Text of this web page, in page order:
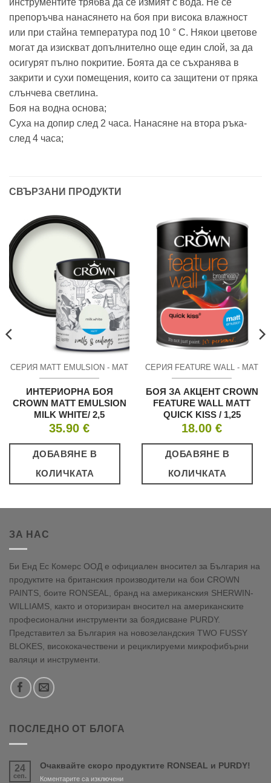
препоръчва нанасянето на боя при висока влажност
или при стайна температура под 10 ° C. Някои цветове
могат да изискват допълнително още един слой, за да
осигурят пълно покритие. Боята да се съхранява в
закрити и сухи помещения, които са защитени от пряка
слънчева светлина.
Боя на водна основа;
Суха на допир след 2 часа. Нанасяне на втора ръка-
след 4 часа;
СВЪРЗАНИ ПРОДУКТИ
СЕРИЯ MATT EMULSION - МАТ
ИНТЕРИОРНА БОЯ
CROWN MATT EMULSION
MILK WHITE/ 2,5
35.90 €
ДОБАВЯНЕ В
КОЛИЧКАТА
СЕРИЯ FEATURE WALL - МАТ
БОЯ ЗА АКЦЕНТ CROWN
FEATURE WALL MATT
QUICK KISS / 1,25
18.00 €
ДОБАВЯНЕ В
КОЛИЧКАТА
ЗА НАС
Би Енд Ес Комерс ООД е официален вносител за България на
продуктите на британския производители на бои CROWN
PAINTS, боите RONSEAL, бранд на американския SHERWIN-
WILLIAMS, както и оторизиран вносител на американските
професионални инструменти за боядисване PURDY.
Представител за България на новозеландския TWO FUSSY
BLOKES, висококачествени и рециклируеми микрофибърни
валяци и инструменти.
ПОСЛЕДНО ОТ БЛОГА
24
сеп.
Очаквайте скоро продуктите RONSEAL и PURDY!
Коментарите са изключениза